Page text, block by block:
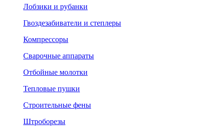
Лобзики и рубанки
Гвоздезабиватели и степлеры
Компрессоры
Сварочные аппараты
Отбойные молотки
Тепловые пушки
Строительные фены
Штроборезы